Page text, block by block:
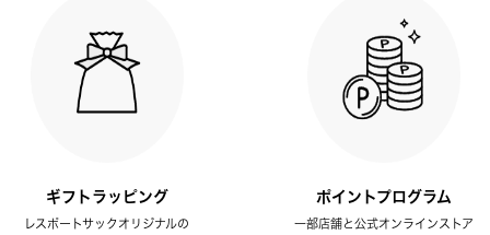
ギフトラッピング
レスポートサックオリジナルの
ポイントプログラム
一部店舗と公式オンラインストア